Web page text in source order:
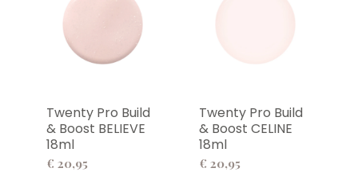
Twenty Pro Build
& Boost BELIEVE
18ml
€ 20,95
Twenty Pro Build
& Boost CELINE
18ml
€ 20,95